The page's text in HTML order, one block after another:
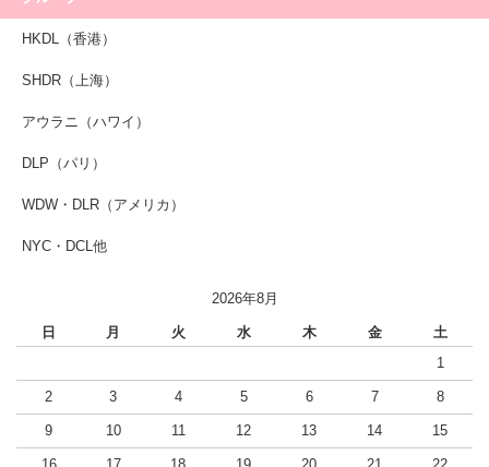
HKDL（香港）
SHDR（上海）
アウラニ（ハワイ）
DLP（パリ）
WDW・DLR（アメリカ）
NYC・DCL他
2026年8月
日 月 火 水 木 金
土
1
2 3 4 5 6 7 8
9 10 11 12 13 14 15